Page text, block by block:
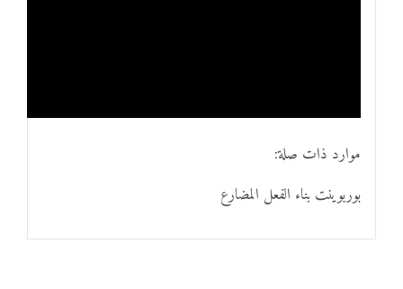
موارد ذات صلة:
بوربوينت بناء الفعل المضارع